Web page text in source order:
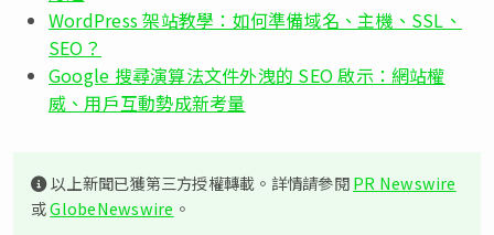
WordPress 架站教學：如何準備域名、主機、SSL、
SEO？
Google 搜尋演算法文件外洩的 SEO 啟示：網站權
威、用戶互動勢成新考量
以上新聞已獲第三方授權轉載。詳情請參閱PR Newswire
或GlobeNewswire 。